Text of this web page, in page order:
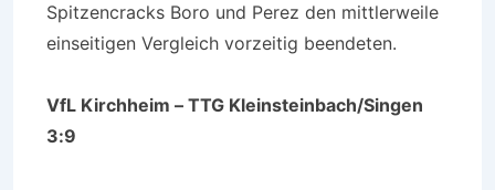
Spitzencracks Boro und Perez den mittlerweile
einseitigen Vergleich vorzeitig beendeten.
VfL Kirchheim – TTG Kleinsteinbach/Singen
3:9